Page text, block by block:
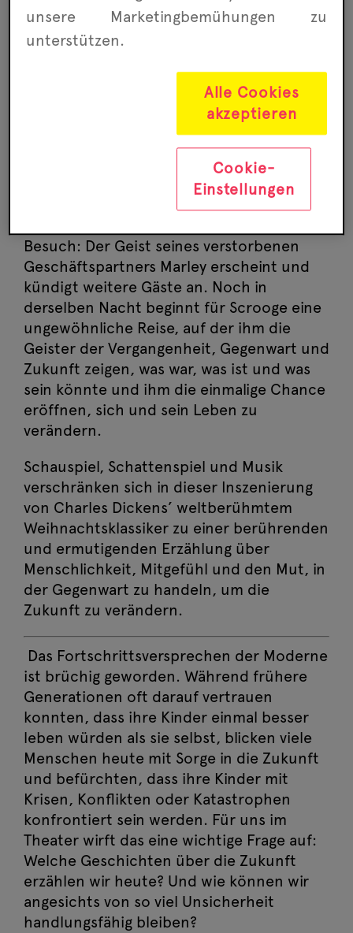
Ein Weihnachtslied
So, 6. Dezember
2026 16:00
Ein Weihnachtslied
Mo, 7. Dezember
2026 09:00
Jetzt buchen
Ein Weihnachtslied
plötzlich alles ändert…
Wie an jedem anderen Tag sitzt Scrooge an
seinem Kontor, spart am Heizen, fährt
jeden an, der ihn an die Festlichkeiten
erinnert und hält seinen Schreiber bis zur
letzten Minute zur Arbeit an. Als er sich
abends schließlich vor allen
weihnachtsfeiernden Störenfrieden in
Sicherheit wähnt und endlich seine Ruhe
Besuch: Der Geist seines verstorbenen
Geschäftspartners Marley erscheint und
kündigt weitere Gäste an. Noch in
derselben Nacht beginnt für Scrooge eine
ungewöhnliche Reise, auf der ihm die
Geister der Vergangenheit, Gegenwart und
Zukunft zeigen, was war, was ist und was
sein könnte und ihm die einmalige Chance
eröffnen, sich und sein Leben zu
verändern.
Schauspiel, Schattenspiel und Musik
verschränken sich in dieser Inszenierung
von Charles Dickens’ weltberühmtem
Weihnachtsklassiker zu einer berührenden
und ermutigenden Erzählung über
Menschlichkeit, Mitgefühl und den Mut, in
der Gegenwart zu handeln, um die
Zukunft zu verändern.
Das Fortschrittsversprechen der Moderne
ist brüchig geworden. Während frühere
Generationen oft darauf vertrauen
konnten, dass ihre Kinder einmal besser
leben würden als sie selbst, blicken viele
Menschen heute mit Sorge in die Zukunft
und befürchten, dass ihre Kinder mit
Krisen, Konflikten oder Katastrophen
konfrontiert sein werden. Für uns im
Theater wirft das eine wichtige Frage auf:
Welche Geschichten über die Zukunft
erzählen wir heute? Und wie können wir
angesichts von so viel Unsicherheit
handlungsfähig bleiben?
unsere Marketing­bemühungen zu
unterstützen.
Alle Cookies
akzeptieren
Cookie-
Einstellungen